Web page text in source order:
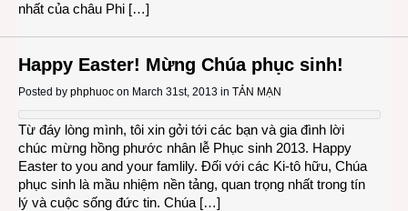
nhất của châu Phi […]
Happy Easter! Mừng Chúa phục sinh!
Posted by phphuoc on March 31st, 2013 in TẢN MẠN
Từ đáy lòng mình, tôi xin gởi tới các bạn và gia đình lời
chúc mừng hồng phước nhân lễ Phục sinh 2013. Happy
Easter to you and your famlily. Đối với các Ki-tô hữu, Chúa
phục sinh là mầu nhiệm nền tảng, quan trọng nhất trong tín
lý và cuộc sống đức tin. Chúa […]